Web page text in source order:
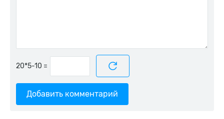
=
Добавить комментарий